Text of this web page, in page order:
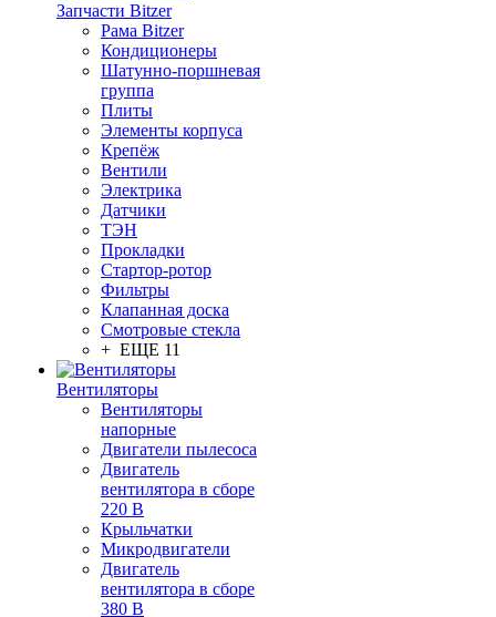
Запчасти Bitzer
Рама Bitzer
Кондиционеры
Шатунно-поршневая
группа
Плиты
Элементы корпуса
Крепёж
Вентили
Электрика
Датчики
ТЭН
Прокладки
Стартор-ротор
Фильтры
Клапанная доска
Смотровые стекла
+ ЕЩЕ 11
Вентиляторы
Вентиляторы
напорные
Двигатели пылесоса
Двигатель
вентилятора в сборе
220 В
Крыльчатки
Микродвигатели
Двигатель
вентилятора в сборе
380 В